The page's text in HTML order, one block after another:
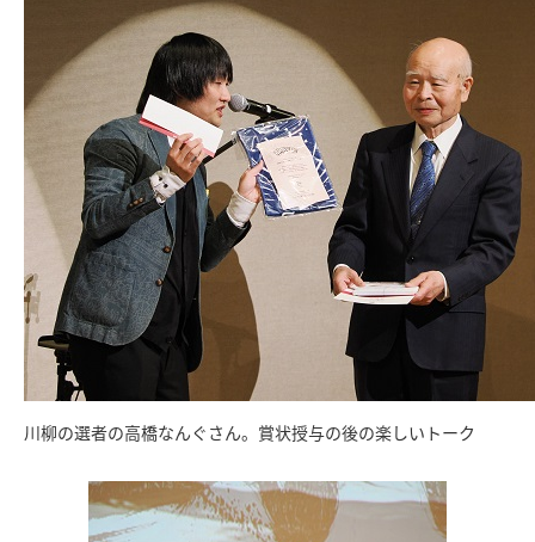
川柳の選者の高橋なんぐさん。賞状授与の後の楽しいトーク